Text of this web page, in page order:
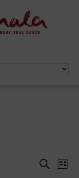
Suche
Suche
Liste